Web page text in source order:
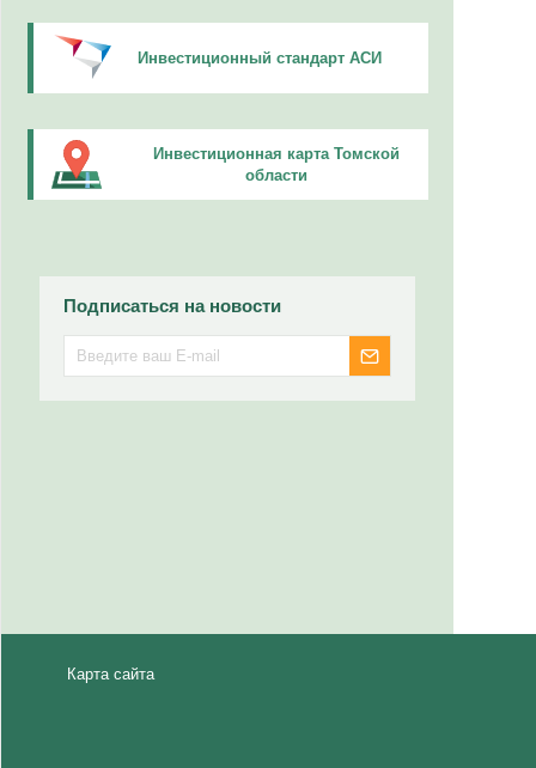
Инвестиционный стандарт АСИ
Инвестиционная карта Томской
области
Подписаться на новости
Карта сайта